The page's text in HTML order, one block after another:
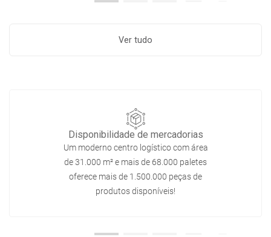
Ver tudo
Disponibilidade de mercadorias
Um moderno centro logístico com área
de 31.000 m² e mais de 68.000 paletes
oferece mais de 1.500.000 peças de
produtos disponíveis!